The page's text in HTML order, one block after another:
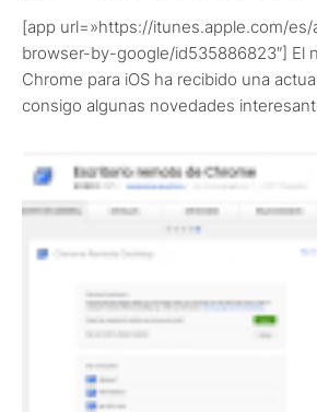
[app url=»https://itunes.apple.com/
browser-by-google/id535886823″] El
Chrome para iOS ha recibido una
consigo algunas novedades